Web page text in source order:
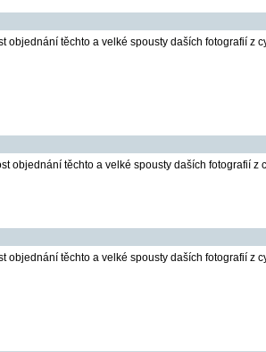
objednání těchto a velké spousty daších fotografií z
objednání těchto a velké spousty daších fotografií z
objednání těchto a velké spousty daších fotografií z